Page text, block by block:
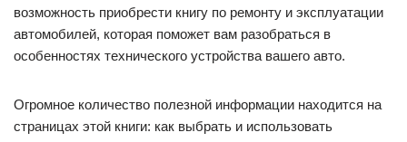
возможность приобрести книгу по ремонту и эксплуатации
автомобилей, которая поможет вам разобраться в
особенностях технического устройства вашего авто.
Огромное количество полезной информации находится на
страницах этой книги: как выбрать и использовать